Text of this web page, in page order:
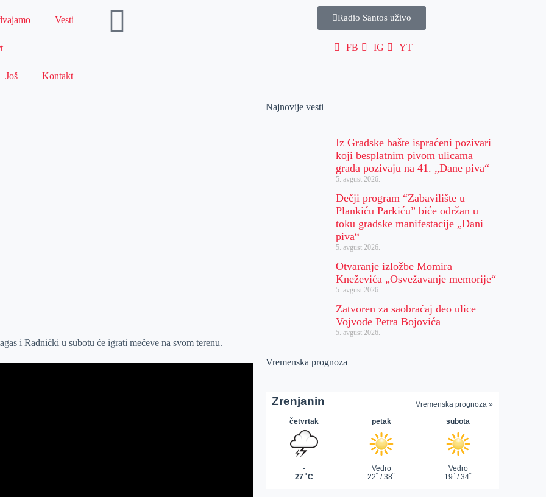
Vesti
Još Kontakt
Radio Santos uživo
FB IG YT
i Radnički u subotu će igrati mečeve na svom terenu.
Najnovije vesti
Iz Gradske bašte ispraćeni pozivari
koji besplatnim pivom ulicama
grada pozivaju na 41. „Dane piva“
5. avgust 2026.
Dečji program “Zabavilište u
Plankiću Parkiću” biće održan u
toku gradske manifestacije „Dani
piva“
5. avgust 2026.
Otvaranje izložbe Momira
Kneževića „Osvežavanje memorije“
5. avgust 2026.
Zatvoren za saobraćaj deo ulice
Vojvode Petra Bojovića
5. avgust 2026.
Vremenska prognoza